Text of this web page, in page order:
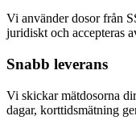
Vi använder dosor från
juridiskt och accepteras
Snabb leverans
Vi skickar mätdosorna
dagar, korttidsmätning